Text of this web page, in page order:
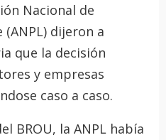
Nacional de
dijeron a
que la decisión
y empresas
caso a caso.
BROU, la ANPL había